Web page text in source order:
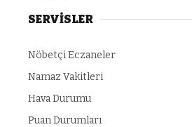
SERVİSLER
Nöbetçi Eczaneler
Namaz Vakitleri
Hava Durumu
Puan Durumları